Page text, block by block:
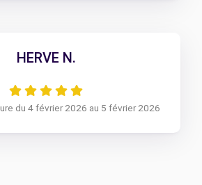
HERVE N.
du 4 février 2026 au 5 février 2026